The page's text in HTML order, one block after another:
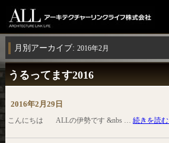
月別アーカイブ: 2016年2月
うるってます2016
2016年2月29日
こんにちは ALLの伊勢です &nbs …続きを読む